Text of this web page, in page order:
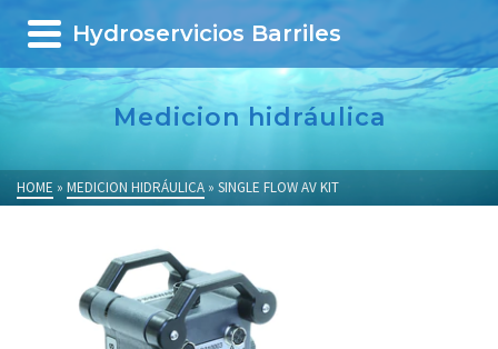
Hydroservicios Barriles
Medicion hidráulica
HOME » MEDICION HIDRÁULICA » SINGLE FLOW AV KIT